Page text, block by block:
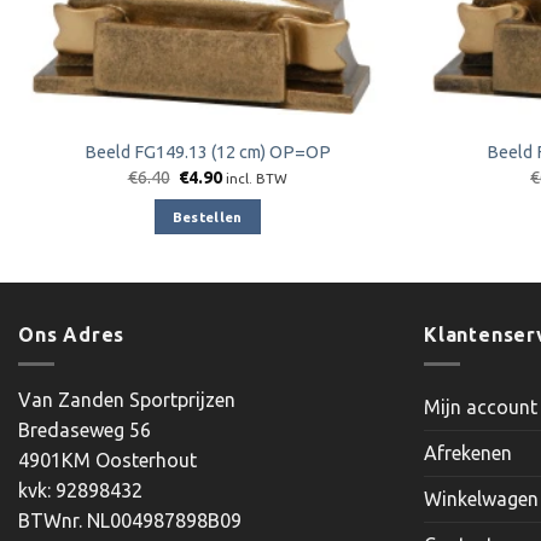
Beeld FG149.13 (12 cm) OP=OP
€6.40 Oorspronkelijke
was:
€6.40.
€4.90Huidige
is:
€4.90.
incl. BTW
Bestellen
Beeld
€
Ons Adres
Van Zanden Sportprijzen
Bredaseweg 56
4901KM Oosterhout
kvk: 92898432
BTWnr. NL004987898B09
Mijn account
Afrekenen
Winkelwagen